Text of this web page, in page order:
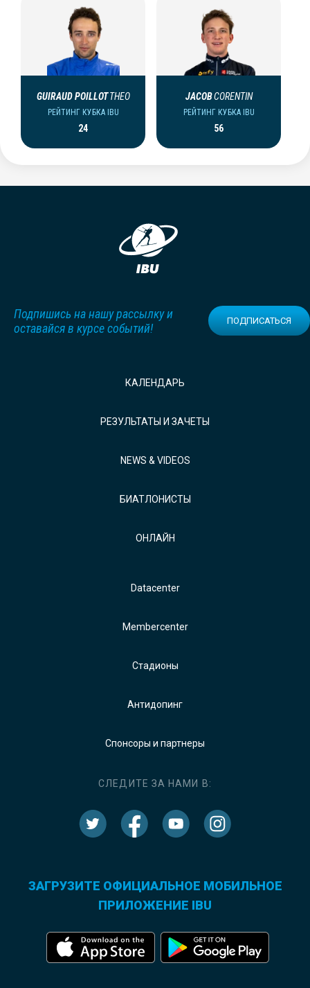
GUIRAUD POILLOT THEO
РЕЙТИНГ КУБКА IBU
24
JACOBCORENTIN
РЕЙТИНГ КУБКА IBU
56
Подпишись на нашу рассылку и
оставайся в курсе событий!
ПОДПИСАТЬСЯ
КАЛЕНДАРЬ
РЕЗУЛЬТАТЫ И ЗАЧЕТЫ
NEWS & VIDEOS
БИАТЛОНИСТЫ
ОНЛАЙН
Datacenter
Membercenter
Стадионы
Антидопинг
Спонсоры и партнеры
СЛЕДИТЕ ЗА НАМИ В:
ЗАГРУЗИТЕ ОФИЦИАЛЬНОЕ МОБИЛЬНОЕ
ПРИЛОЖЕНИЕ IBU